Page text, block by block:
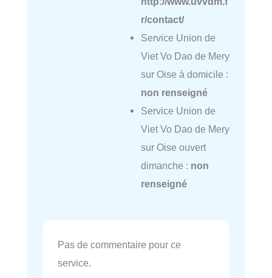
r/contact/
Service Union de
Viet Vo Dao de Mery
sur Oise à domicile :
non renseigné
Service Union de
Viet Vo Dao de Mery
sur Oise ouvert
dimanche : non
renseigné
Pas de commentaire pour ce
service.